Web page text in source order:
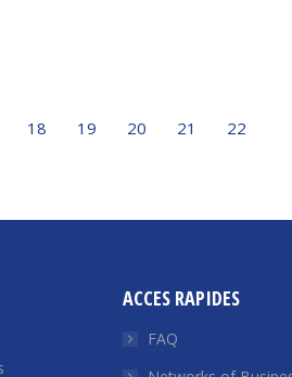
18 19 20 21 22
ACCES RAPIDES
FAQ